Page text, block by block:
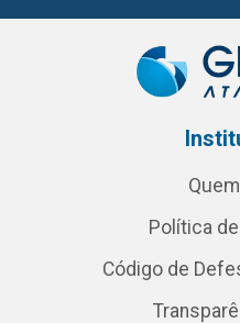
Política
Código de